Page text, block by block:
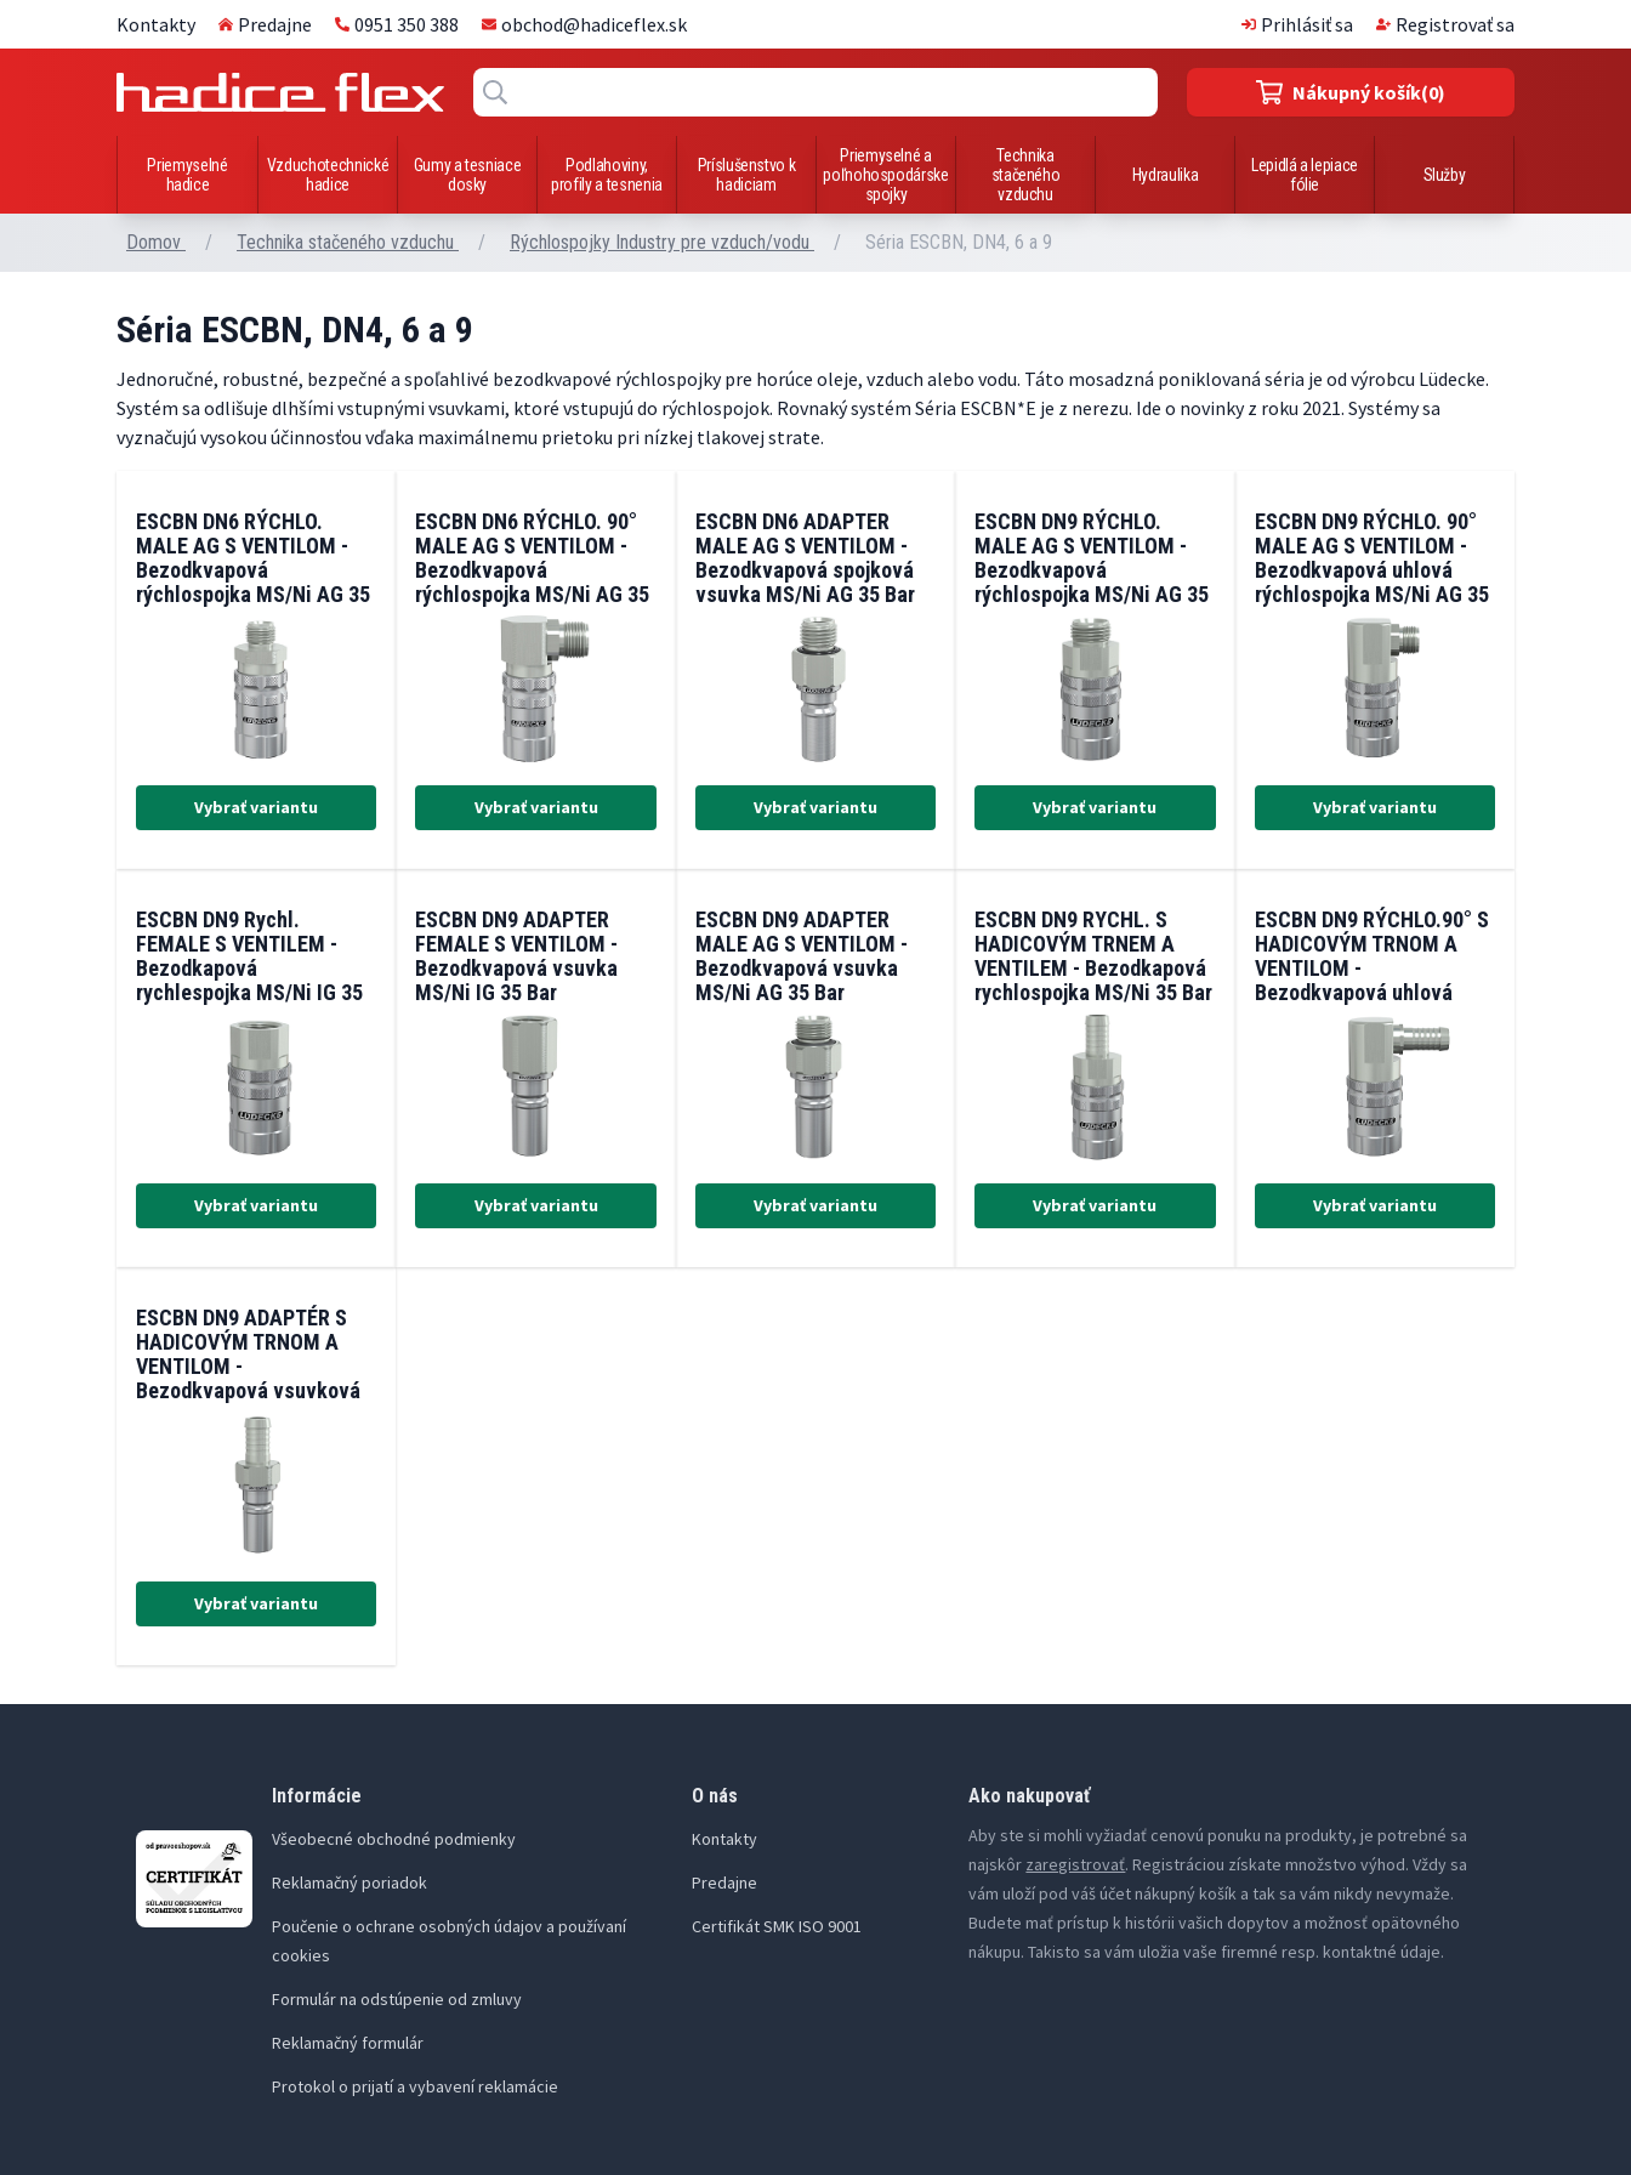
Kontakty Predajne 0951 350 388 obchod@hadiceflex.sk Prihlásiť sa Registrovať sa
Nákupný košík(0)
Priemyselné
hadice
Vzduchotechnické
hadice
Gumy a tesniace
dosky
Podlahoviny,
profily a tesnenia
Príslušenstvo k
hadiciam
Priemyselné a
poľnohospodárske
spojky
Technika
stačeného
vzduchu
Hydraulika
Lepidlá a lepiace
fólie
Služby
Domov / Technika stačeného vzduchu / Rýchlospojky Industry pre vzduch/vodu / Séria ESCBN, DN4, 6 a 9
Séria ESCBN, DN4, 6 a 9
Jednoručné, robustné, bezpečné a spoľahlivé bezodkvapové rýchlospojky pre horúce oleje, vzduch alebo vodu. Táto mosadzná poniklovaná séria je od výrobcu Lüdecke.
Systém sa odlišuje dlhšími vstupnými vsuvkami, ktoré vstupujú do rýchlospojok. Rovnaký systém Séria ESCBN*E je z nerezu. Ide o novinky z roku 2021. Systémy sa
vyznačujú vysokou účinnosťou vďaka maximálnemu prietoku pri nízkej tlakovej strate.
ESCBN DN6 RÝCHLO.
MALE AG S VENTILOM -
Bezodkvapová
rýchlospojka MS/Ni AG 35
Bar (-20/+200°C)
Vybrať variantu
ESCBN DN6 RÝCHLO. 90°
MALE AG S VENTILOM -
Bezodkvapová
rýchlospojka MS/Ni AG 35
Bar (-20/+200°C)
Vybrať variantu
ESCBN DN6 ADAPTER
MALE AG S VENTILOM -
Bezodkvapová spojková
vsuvka MS/Ni AG 35 Bar
(-20/+200°C)
Vybrať variantu
ESCBN DN9 RÝCHLO.
MALE AG S VENTILOM -
Bezodkvapová
rýchlospojka MS/Ni AG 35
Bar (-20/+200°C)
Vybrať variantu
ESCBN DN9 RÝCHLO. 90°
MALE AG S VENTILOM -
Bezodkvapová uhlová
rýchlospojka MS/Ni AG 35
Bar (-20/+200°C)
Vybrať variantu
ESCBN DN9 Rychl.
FEMALE S VENTILEM -
Bezodkapová
rychlespojka MS/Ni IG 35
Bar (-20/+200°C)
Vybrať variantu
ESCBN DN9 ADAPTER
FEMALE S VENTILOM -
Bezodkvapová vsuvka
MS/Ni IG 35 Bar
(-20/+200°C)
Vybrať variantu
ESCBN DN9 ADAPTER
MALE AG S VENTILOM -
Bezodkvapová vsuvka
MS/Ni AG 35 Bar
(-20/+200°C)
Vybrať variantu
ESCBN DN9 RYCHL. S
HADICOVÝM TRNEM A
VENTILEM - Bezodkapová
rychlospojka MS/Ni 35 Bar
(-20/+200°C)
Vybrať variantu
ESCBN DN9 RÝCHLO.90° S
HADICOVÝM TRNOM A
VENTILOM -
Bezodkvapová uhlová
rýchlospojka MS/Ni 35 Bar
Vybrať variantu
ESCBN DN9 ADAPTÉR S
HADICOVÝM TRNOM A
VENTILOM -
Bezodkvapová vsuvková
spojka MS/Ni 35 Bar
(-20/+200°C)
Vybrať variantu
Informácie
Všeobecné obchodné podmienky
Reklamačný poriadok
Poučenie o ochrane osobných údajov a používaní
cookies
Formulár na odstúpenie od zmluvy
Reklamačný formulár
Protokol o prijatí a vybavení reklamácie
O nás
Kontakty
Predajne
Certifikát SMK ISO 9001
Ako nakupovať
Aby ste si mohli vyžiadať cenovú ponuku na produkty, je potrebné sa
najskôr zaregistrovať. Registráciou získate množstvo výhod. Vždy sa
vám uloží pod váš účet nákupný košík a tak sa vám nikdy nevymaže.
Budete mať prístup k histórii vašich dopytov a možnosť opätovného
nákupu. Takisto sa vám uložia vaše firemné resp. kontaktné údaje.